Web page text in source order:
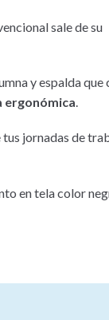
sale de su
y espalda que
ergonómica.
tus jornadas de
en tela color